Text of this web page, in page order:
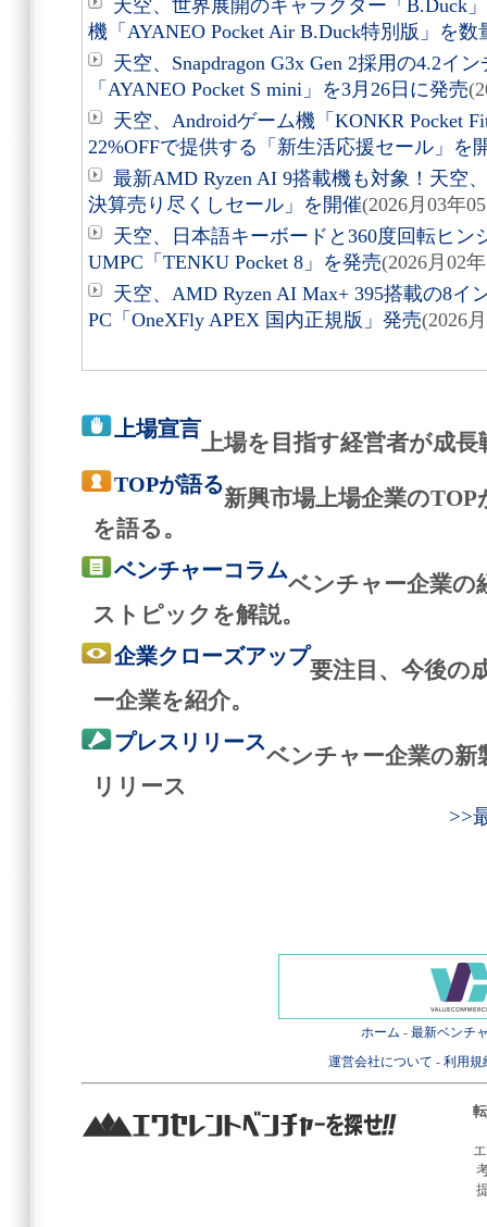
天空、世界展開のキャラクター「B.Duck
機「AYANEO Pocket Air B.Duck特別版」を数
天空、Snapdragon G3x Gen 2採用の4.2イ
「AYANEO Pocket S mini」を3月26日に発売
天空、Androidゲーム機「KONKR Pocket
22%OFFで提供する「新生活応援セール」を
最新AMD Ryzen AI 9搭載機も対象！天空
決算売り尽くしセール」を開催(2026月03年
天空、日本語キーボードと360度回転ヒン
UMPC「TENKU Pocket 8」を発売(2026月02
天空、AMD Ryzen AI Max+ 395搭載の8イ
PC「OneXFly APEX 国内正規版」発売(2026
上場宣言
上場を目指す経営者が成
TOPが語る
新興市場上場企業の
を語る。
ベンチャーコラム
ベンチャー企業の
ストピックを解説。
企業クローズアップ
要注目、今後の
ー企業を紹介。
プレスリリース
ベンチャー企業の新
リリース
>>
ホーム - 最新ベンチ
運営会社について - 利用規